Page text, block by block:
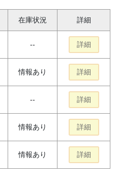
在庫状況 詳細
-- 詳細
情報あり 詳細
-- 詳細
情報あり 詳細
情報あり 詳細